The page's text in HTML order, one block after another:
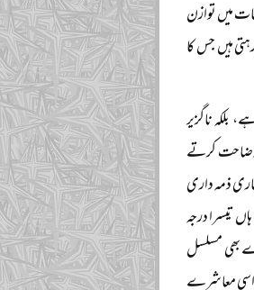
میں توازن
ہیں جس کا
بلکہ ناگزیر
وضاحت کرتے
کرنا تو ہماری ذمہ داری
تیسرا درجہ
بھی مسلسل
اسی معاشرے